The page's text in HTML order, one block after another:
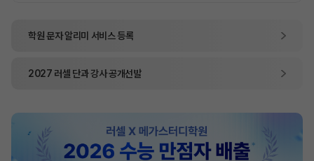
학원 문자 알리미 서비스 등록
2027 러셀 단과강사 공개선발